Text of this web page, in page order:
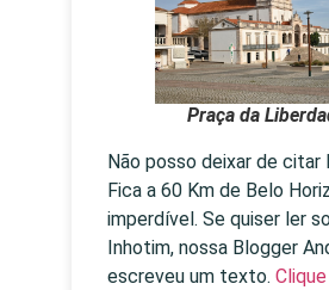
Praça da
Não posso deixar de citar
Fica a 60 Km de Belo
imperdível. Se quiser ler
Inhotim, nossa Blogger
escreveu um texto.